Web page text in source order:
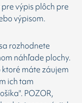
výpis plôch pre
výpisom.
rozhodnete
náhľade plochy.
máte záujem
ich tam
POZOR,